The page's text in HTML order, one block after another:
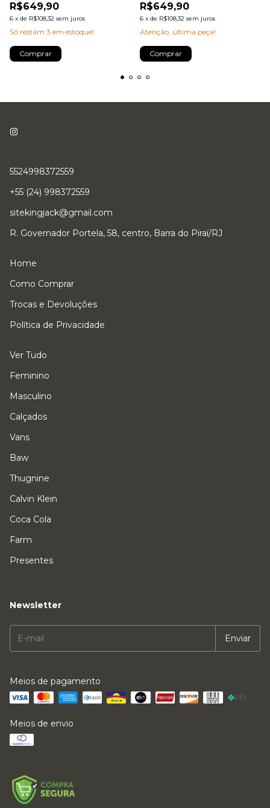
R$649,90
6 x de R$108,32 sem juros
Só restam 3 em estoque!
Comprar
R$649,90
6 x de R$108,32 sem juros
Atenção, última peça!
Comprar
5524998372559
+55 (24) 998372559
sitekingjack@gmail.com
R. Governador Portela, 58, centro, Barra do Piraí/RJ
Home
Como Comprar
Trocas e Devoluções
Política de Privacidade
Ver Tudo
Feminino
Masculino
Calçados
Vans
Baw
Thugnine
Calvin Klein
Coca Cola
Farm
Presentes
Newsletter
Meios de pagamento
Meios de envio